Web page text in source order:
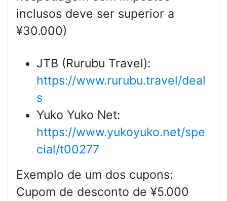
inclusos deve ser superior a
¥30.000)
JTB (Rurubu Travel):
https://www.rurubu.travel/deal
s
Yuko Yuko Net:
https://www.yukoyuko.net/spe
cial/t00277
Exemplo de um dos cupons:
Cupom de desconto de ¥5.000